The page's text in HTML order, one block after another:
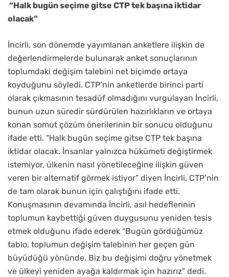
“Halk bugün seçime gitse CTP tek başına iktidar
olacak”
İncirli, son dönemde yayımlanan anketlere ilişkin de
değerlendirmelerde bulunarak anket sonuçlarının
toplumdaki değişim talebini net biçimde ortaya
koyduğunu söyledi. CTP’nin anketlerde birinci parti
olarak çıkmasının tesadüf olmadığını vurgulayan İncirli,
bunun uzun süredir sürdürülen hazırlıkların ve ortaya
konan somut çözüm önerilerinin bir sonucu olduğunu
ifade etti. “Halk bugün seçime gitse CTP tek başına
iktidar olacak. İnsanlar yalnızca hükümeti değiştirmek
istemiyor, ülkenin nasıl yönetileceğine ilişkin güven
veren bir alternatif görmek istiyor” diyen İncirli, CTP’nin
de tam olarak bunun için çalıştığını ifade etti.
Konuşmasının devamında İncirli, asıl hedeflerinin
toplumun kaybettiği güven duygusunu yeniden tesis
etmek olduğunu ifade ederek “Bugün gördüğümüz
tablo, toplumun değişim talebinin her geçen gün
büyüdüğü yönünde. Biz bu değişimi doğru yönetmek
ve ülkeyi yeniden ayağa kaldırmak için hazırız” dedi.